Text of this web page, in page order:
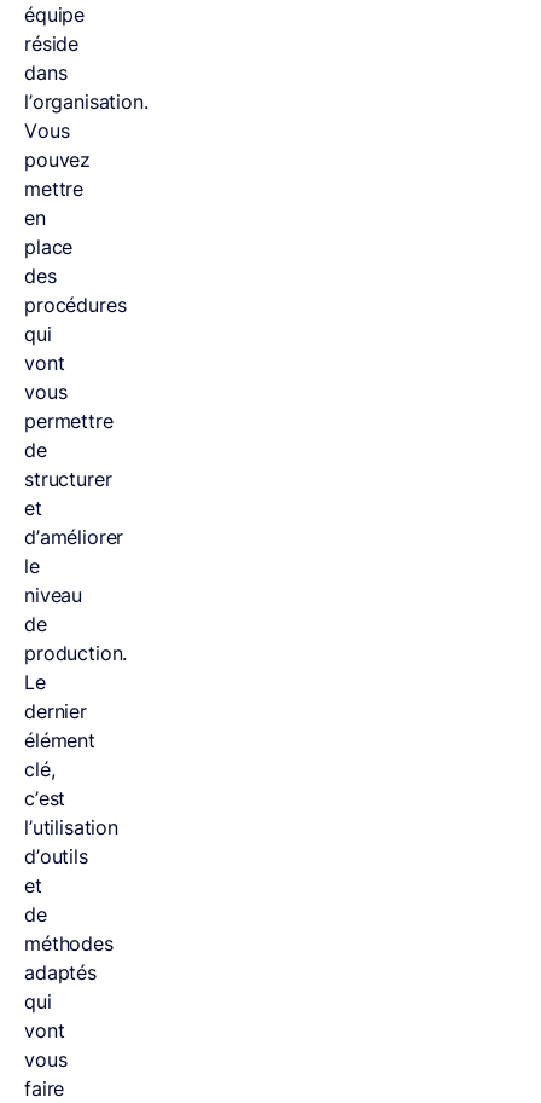
équipe
réside
dans
l’organisation.
Vous
pouvez
mettre
en
place
des
procédures
qui
vont
vous
permettre
de
structurer
et
d’améliorer
le
niveau
de
production.
Le
dernier
élément
clé,
c’est
l’utilisation
d’outils
et
de
méthodes
adaptés
qui
vont
vous
faire